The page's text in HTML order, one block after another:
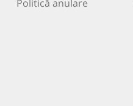
Politică anulare